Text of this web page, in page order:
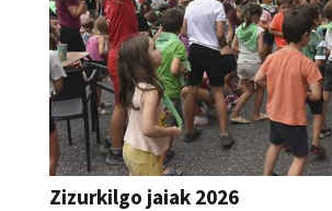
Zizurkilgo jaiak 2026